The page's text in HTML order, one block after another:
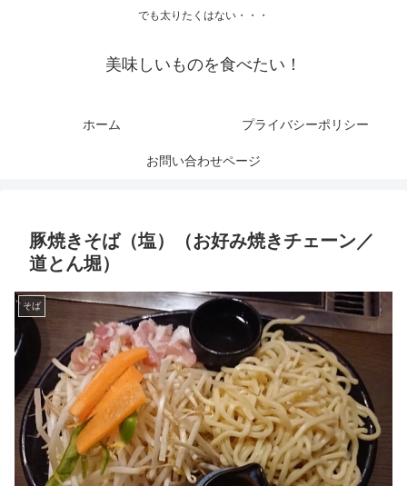
でも太りたくはない・・・
美味しいものを食べたい！
ホーム プライバシーポリシー
お問い合わせページ
豚焼きそば（塩）（お好み焼きチェーン／
道とん堀）
そば